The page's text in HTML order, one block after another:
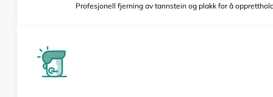
Profesjonell fjerning av tannstein og plakk for å